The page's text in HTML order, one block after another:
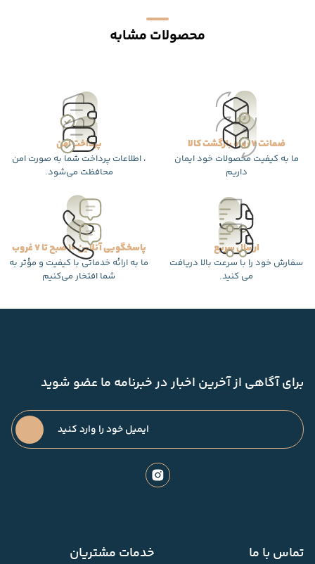
محصولات مشابه
ضمانت 7 روزه بازگشت کالا
ما به کیفیت محصولات خود ایمان
داریم
پرداخت امن
، اطلاعات پرداخت شما به صورت امن
محافظت می‌شود.
ارسال سریع
سفارش خود را با سرعت بالا دریافت
می کنید.
پاسخگویی آنلاین 10 صبح تا 7 غروب
ما به ارائه خدماتی با کیفیت و مؤثر به
شما افتخار می‌کنیم
برای آگاهی از آخرین اخبار در خبرنامه ما عضو شوید
تماس با ما خدمات مشتریان